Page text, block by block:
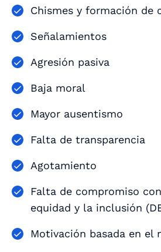
Chismes y formación de
Señalamientos
Agresión pasiva
Baja moral
Mayor ausentismo
Falta de transparencia
Agotamiento
Falta de compromiso
equidad y la inclusión
Motivación basada en el